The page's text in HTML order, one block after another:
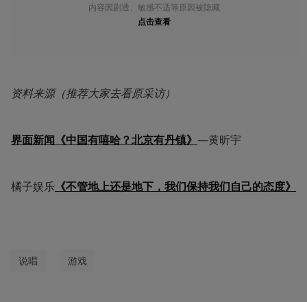
内容因剧透、敏感不适等原因被隐藏
点击查看
资料来源（推荐大家去看原采访）
界面新闻《中国有嘻哈？北京有丹镇》 —黄昕宇
橘子娱乐 《不管地上还是地下，我们保持我们自己的态度》
说唱 游戏